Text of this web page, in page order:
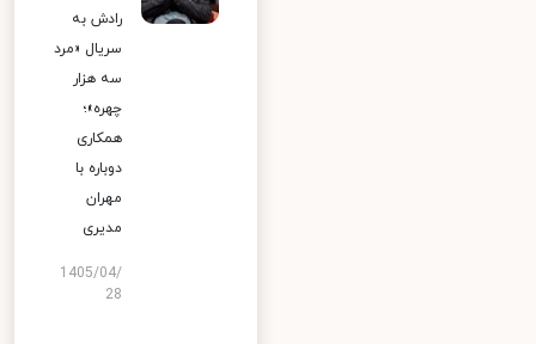
رادش به
سریال «مرد
سه هزار
چهره»؛
همکاری
دوباره با
مهران
مدیری
1405/04/
28